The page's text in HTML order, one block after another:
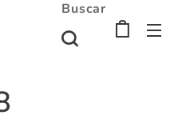
Buscar